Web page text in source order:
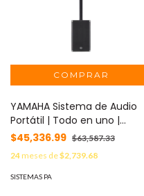
YAMAHA Sistema de Audio
Portátil | Todo en uno |
Woofer 12'' | Altavoz Lineal 10
x 1.5in | Bluetooth | Incluye
Dolly STGP1KMKII-SET
$45,336.99 $63,587.33
24meses de$2,739.68
SISTEMAS PA